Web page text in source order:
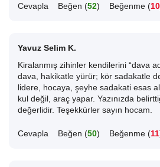
Cevapla Beğen (52) Beğenme (10
Yavuz Selim K.
Kiralanmış zihinler kendilerini “dava
dava, hakikatle yürür; kör sadakatle
lidere, hocaya, şeyhe sadakati esas
kul değil, araç yapar. Yazınızda
değerlidir. Teşekkürler sayın hocam.
Cevapla Beğen (50) Beğenme (11